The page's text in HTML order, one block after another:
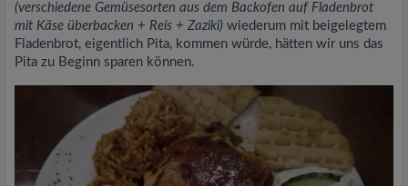
(verschiedene Gemüsesorten aus dem Backofen auf Fladenbrot
mit Käse überbacken + Reis + Zaziki) wiederum mit beigelegtem
Fladenbrot, eigentlich Pita, kommen würde, hätten wir uns das
Pita zu Beginn sparen können.